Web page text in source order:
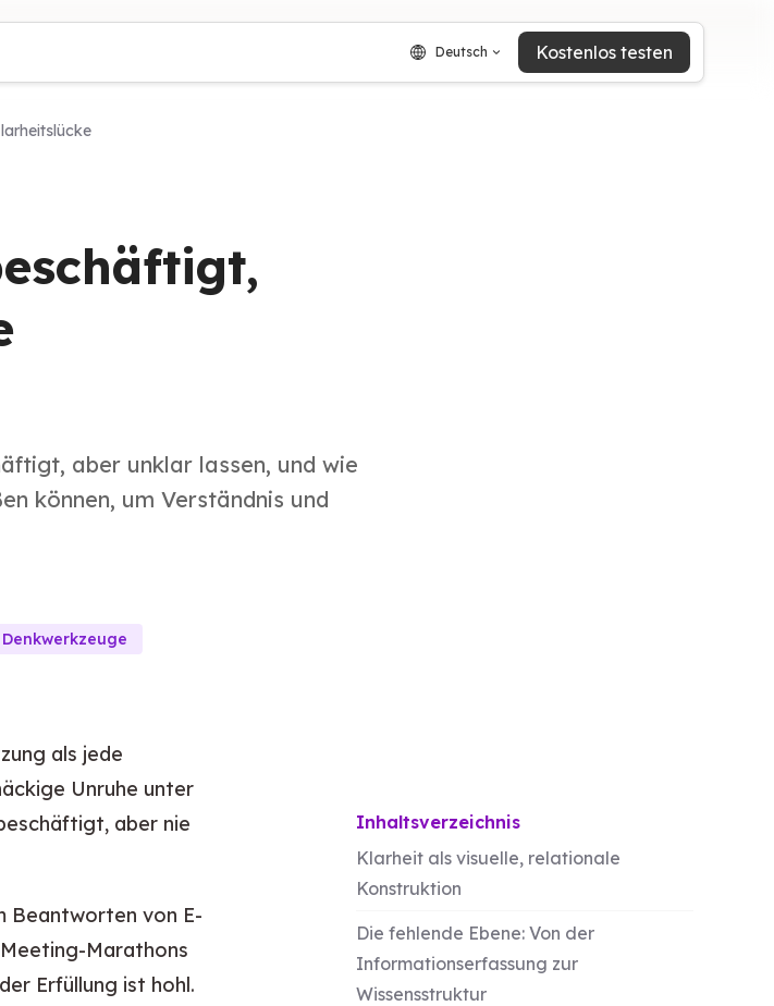
Deutsch Kostenlos testen
aber unklar lassen, und wie
können, um Verständnis und
Denkwerkzeuge
als jede
Unruhe unter
aber nie
Beantworten von E-
Marathons
Erfüllung ist hohl.
Inhaltsverzeichnis
fragmentieren
Klarheit als visuelle, relationale
Konstruktion
Die fehlende Ebene: Von der
Informationserfassung zur
Wissensstruktur